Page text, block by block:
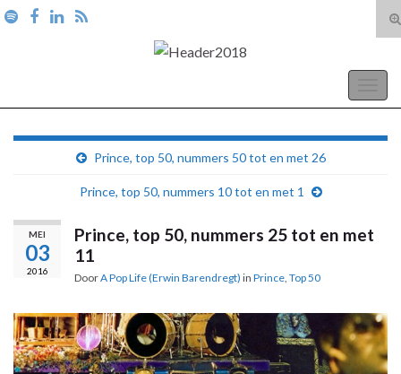
Search for:
Prince, top 50, nummers 50 tot en met 26
Prince, top 50, nummers 10 tot en met 1
MEI
03
2016
Prince, top 50, nummers 25 tot en met
11
DoorA Pop Life (Erwin Barendregt) in Prince, Top 50